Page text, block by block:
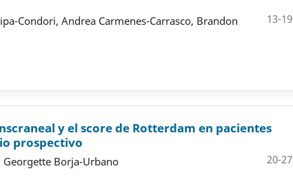
Condori, Andrea Carmenes-Carrasco, Brandon
13-19
y el score de Rotterdam en pacientes
prospectivo
Georgette Borja-Urbano 20-27